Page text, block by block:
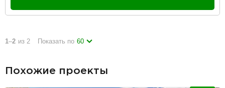
1–2 из 2 Показать по 60
Похожие проекты